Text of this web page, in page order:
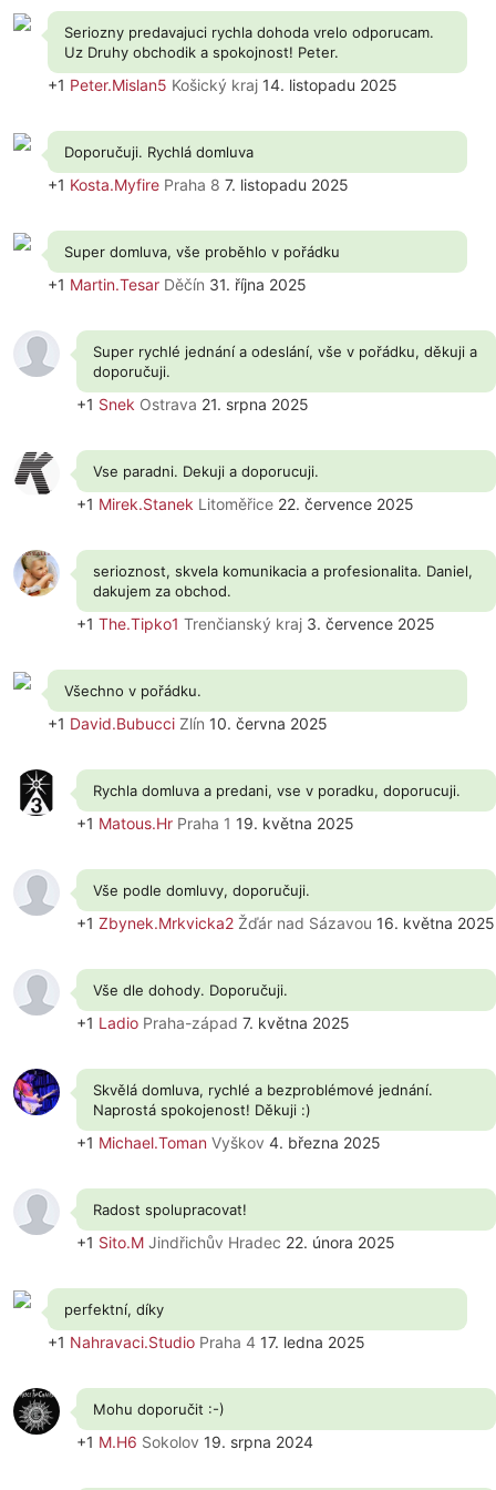
Seriozny predavajuci rychla dohoda vrelo odporucam.
Uz Druhy obchodik a spokojnost! Peter.
+1 Peter.Mislan5 Košický kraj 14. listopadu 2025
Doporučuji. Rychlá domluva
+1 Kosta.Myfire Praha 8 7. listopadu 2025
Super domluva, vše proběhlo v pořádku
+1 Martin.Tesar Děčín 31. října 2025
Super rychlé jednání a odeslání, vše v pořádku, děkuji a
doporučuji.
+1 Snek Ostrava 21. srpna 2025
Vse paradni. Dekuji a doporucuji.
+1 Mirek.Stanek Litoměřice 22. července 2025
serioznost, skvela komunikacia a profesionalita. Daniel,
dakujem za obchod.
+1 The.Tipko1 Trenčianský kraj 3. července 2025
Všechno v pořádku.
+1 David.Bubucci Zlín 10. června 2025
Rychla domluva a predani, vse v poradku, doporucuji.
+1 Matous.Hr Praha 1 19. května 2025
Vše podle domluvy, doporučuji.
+1 Zbynek.Mrkvicka2 Žďár nad Sázavou 16. května 2025
Vše dle dohody. Doporučuji.
+1 Ladio Praha-západ 7. května 2025
Skvělá domluva, rychlé a bezproblémové jednání.
Naprostá spokojenost! Děkuji :)
+1 Michael.Toman Vyškov 4. března 2025
Radost spolupracovat!
+1 Sito.M Jindřichův Hradec 22. února 2025
perfektní, díky
+1 Nahravaci.Studio Praha 4 17. ledna 2025
Mohu doporučit :-)
+1 M.H6 Sokolov 19. srpna 2024